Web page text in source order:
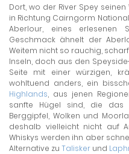
Dort, wo der River Spey
in Richtung Cairngorm
Aberlour, eines erlesenen
Geschmack ähnelt der
Weitem nicht so rauchig,
Inseln, doch aus den
Seite mit einer würzigen,
wohltuend anders, ein
Highlands, aus jenen
sanfte Hügel sind, die das
Berggipfel, Wolken und
deshalb vielleicht nicht auf
Whiskys werden ihn aber
Alternative zu Talisker und